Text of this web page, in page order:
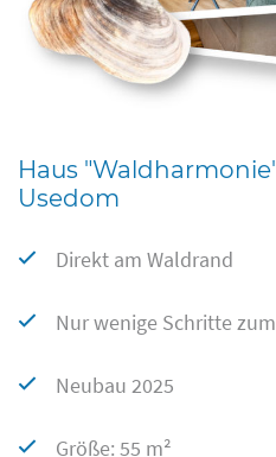
Haus
Usedom
Direkt am Waldrand
Nur wenige Schritte
Neubau 2025
Größe: 55 m²